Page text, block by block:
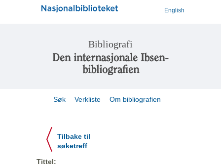
English
Bibliografi
Den internasjonale Ibsen-
bibliografien
Søk Verkliste Om bibliografien
Tilbake til
søketreff
Tittel: